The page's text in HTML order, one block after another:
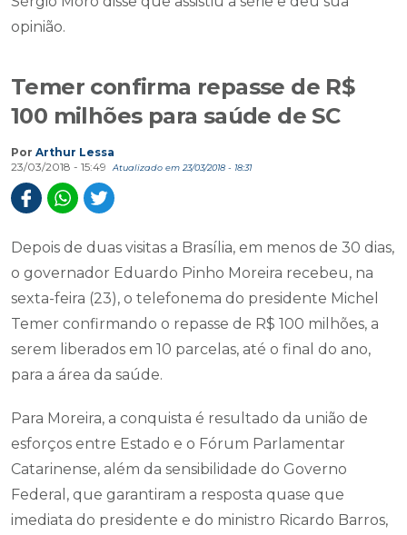
opinião.
Temer confirma repasse de R$
100 milhões para saúde de SC
Por Arthur Lessa
23/03/2018 - 15:49
Atualizado em 23/03/2018 - 18:31
Depois de duas visitas a Brasília, em menos de 30 dias,
o governador Eduardo Pinho Moreira recebeu, na
sexta-feira (23), o telefonema do presidente Michel
Temer confirmando o repasse de R$ 100 milhões, a
serem liberados em 10 parcelas, até o final do ano,
para a área da saúde.
Para Moreira, a conquista é resultado da união de
esforços entre Estado e o Fórum Parlamentar
Catarinense, além da sensibilidade do Governo
Federal, que garantiram a resposta quase que
imediata do presidente e do ministro Ricardo Barros,